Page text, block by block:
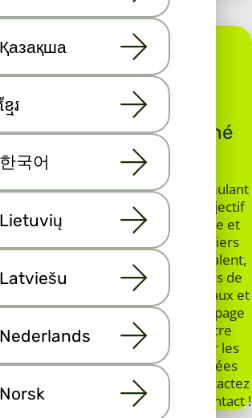
et 80 places de marché
immobilières
par des agents immobiliers cumulant
dans la vente. Notre objectif
plateforme immobilière accessible et
les agences et agents immobiliers
est un outil convivial et polyvalent,
d'un agent immobilier. En plus de
80 portails immobiliers internationaux et
locaux, vous bénéficiez d'une page
(images, logo et textes) à votre
immobilières sont diffusées sur les
Habita.com, avec vos coordonnées
page d'accueil. Collectez et contactez
et ce, dès leur prise de contact !
Қазақша
ខ្មែរ
한국어
Lietuvių
Latviešu
Nederlands
Norsk